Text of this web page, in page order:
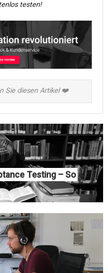
testen!
Sie diesen Artikel ❤️
Testing – So